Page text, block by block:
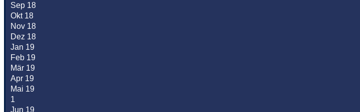
Sep 18
Okt 18
Nov 18
Dez 18
Jan 19
Feb 19
Mär 19
Apr 19
Mai 19
1
Jun 19